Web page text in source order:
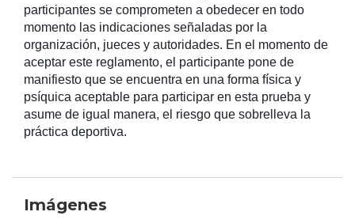
participantes se comprometen a obedecer en todo
momento las indicaciones señaladas por la
organización, jueces y autoridades. En el momento de
aceptar este reglamento, el participante pone de
manifiesto que se encuentra en una forma física y
psíquica aceptable para participar en esta prueba y
asume de igual manera, el riesgo que sobrelleva la
práctica deportiva.
Imágenes